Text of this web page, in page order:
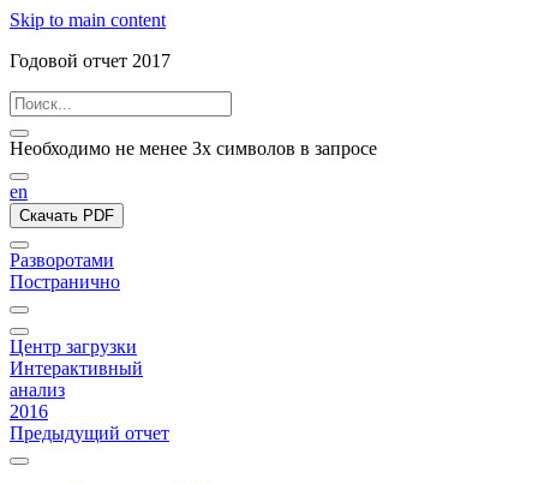
Skip to main content
Годовой отчет 2017
Необходимо не менее 3х символов в запросе
en
Скачать PDF
Разворотами
Постранично
Центр загрузки
Интерактивный
анализ
2016
Предыдущий отчет